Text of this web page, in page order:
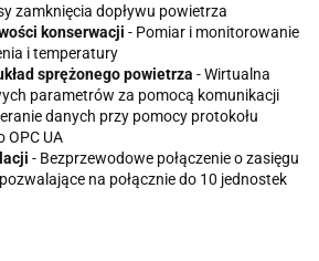
zamknięcia dopływu powietrza
konserwacji - Pomiar i monitorowanie
i temperatury
sprężonego powietrza - Wirtualna
parametrów za pomocą komunikacji
danych przy pomocy protokołu
OPC UA
- Bezprzewodowe połączenie o zasięgu
na połącznie do 10 jednostek